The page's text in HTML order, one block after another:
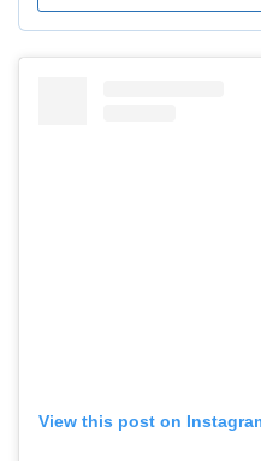
View this post on